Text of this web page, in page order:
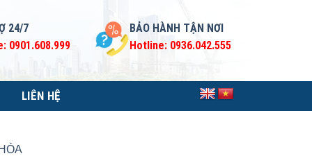
24/7
0901.608.999
BẢO HÀNH TẬN NƠI
Hotline: 0936.042.555
LIÊN HỆ